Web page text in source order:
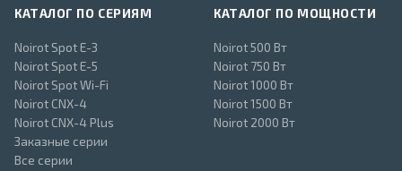
КАТАЛОГ ПО СЕРИЯМ
Noirot Spot E-3
Noirot Spot E-5
Noirot Spot Wi-Fi
Noirot CNX-4
Noirot CNX-4 Plus
Заказные серии
Все серии
КАТАЛОГ ПО МОЩНОСТИ
Noirot 500 Вт
Noirot 750 Вт
Noirot 1000 Вт
Noirot 1500 Вт
Noirot 2000 Вт